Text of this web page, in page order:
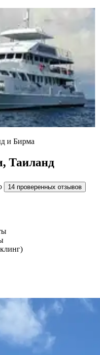
и Бирма
Таиланд
14 проверенных отзывов